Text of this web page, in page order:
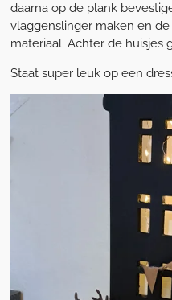
daarna op de plank
vlaggenslinger maken en
materiaal. Achter de huisjes
Staat super leuk op een